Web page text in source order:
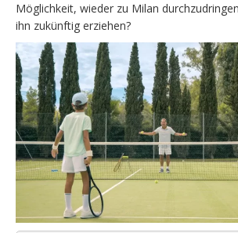
Möglichkeit, wieder zu Milan
ihn zukünftig erziehen?